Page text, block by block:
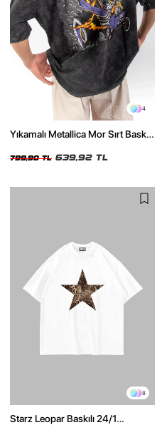
4
Yıkamalı Metallica Mor Sırt Baskılı
799,90 TL 639,92 TL
8
Starz Leopar Baskılı 24/1